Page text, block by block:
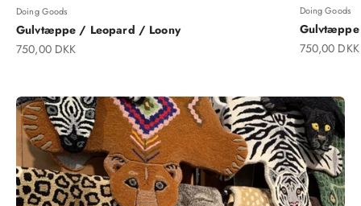
Doing Goods
Gulvtæppe / Leopard / Loony
Salgspris
750,00 DKK
Doing Goods
Salgspris
750,00 DKK